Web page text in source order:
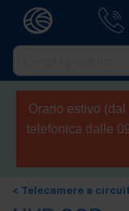
Orario estivo
telefonica dalle
Telecamere a